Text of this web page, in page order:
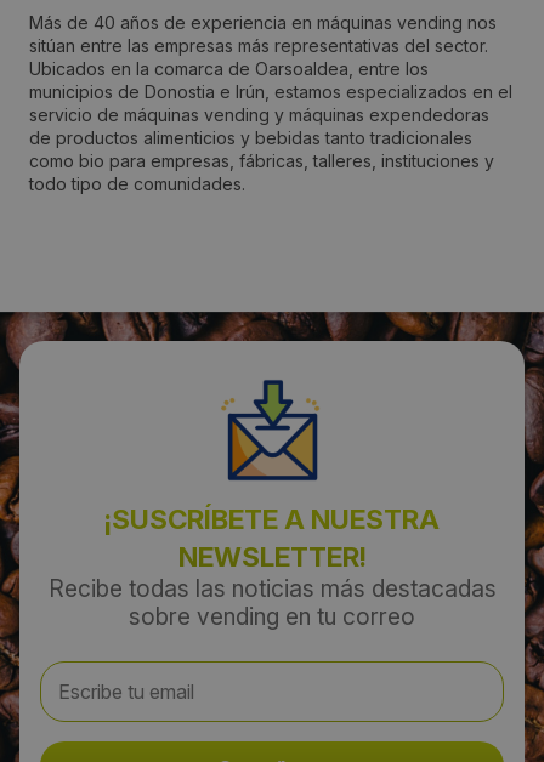
Más de 40 años de experiencia en máquinas vending nos
sitúan entre las empresas más representativas del sector.
Ubicados en la comarca de Oarsoaldea, entre los
municipios de Donostia e Irún, estamos especializados en el
servicio de máquinas vending y máquinas expendedoras
de productos alimenticios y bebidas tanto tradicionales
como bio para empresas, fábricas, talleres, instituciones y
todo tipo de comunidades.
Persona de contacto:
Sofía Zarzosa
Dirección:
Calle Olagarai (pg ind Ugaldetxo), 2 - PAR 33,
Gipuzkoa
País:
Teléfono:
¡SUSCRÍBETE A NUESTRA
NEWSLETTER!
Recibe todas las noticias más destacadas
sobre vending en tu correo